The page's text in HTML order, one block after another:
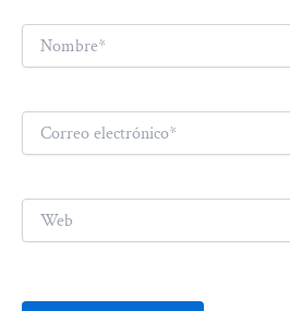
Nombre*
Correo
electrónico*
Web